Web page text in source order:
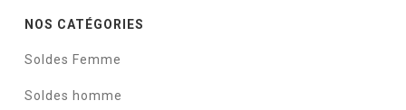
NOS CATÉGORIES
Soldes Femme
Soldes homme